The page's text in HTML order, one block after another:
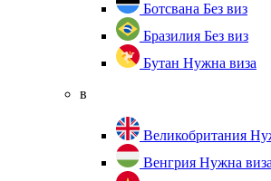
Ботсвана Без виз
Бразилия Без виз
Бутан Нужна виза
в
Великобритания
Венгрия Нужна виза